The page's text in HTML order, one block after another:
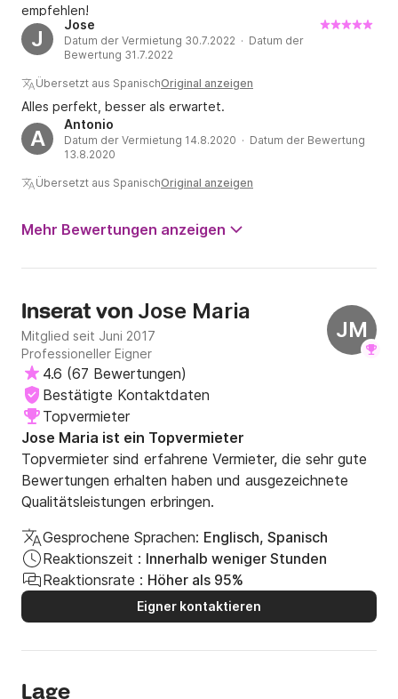
empfehlen!
J
Jose
Datum der Vermietung 30.7.2022 · Datum der
Bewertung 31.7.2022
Übersetzt aus SpanischOriginal anzeigen
Alles perfekt, besser als erwartet.
A
Antonio
Datum der Vermietung 14.8.2020 · Datum der Bewertung
13.8.2020
Übersetzt aus SpanischOriginal anzeigen
Mehr Bewertungen anzeigen
JM
Inserat von Jose Maria
Mitglied seit Juni 2017
Professioneller Eigner
4.6 (67 Bewertungen)
Bestätigte Kontaktdaten
Topvermieter
Jose Maria ist ein Topvermieter
Topvermieter sind erfahrene Vermieter, die sehr gute
Bewertungen erhalten haben und ausgezeichnete
Qualitätsleistungen erbringen.
Gesprochene Sprachen: Englisch, Spanisch
Reaktionszeit : Innerhalb weniger Stunden
Reaktionsrate : Höher als 95%
Eigner kontaktieren